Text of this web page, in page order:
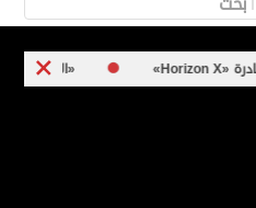
«الإمارات الصحية» تنفّذ حملة